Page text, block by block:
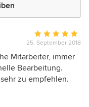
Bewertung:
5
von
5
25. September 2018
Mitarbeiter, immer
Bearbeitung.
zu empfehlen.